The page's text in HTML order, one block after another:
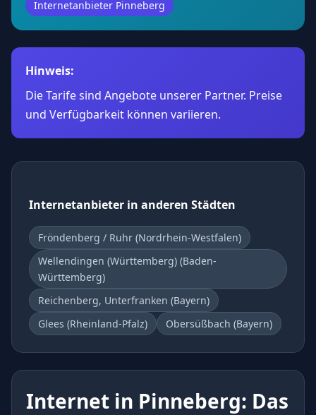
Internetanbieter Pinneberg
Hinweis:
Die Tarife sind Angebote unserer Partner. Preise
und Verfügbarkeit können variieren.
Internetanbieter in anderen Städten
Fröndenberg / Ruhr (Nordrhein-Westfalen)
Wellendingen (Württemberg) (Baden-
Württemberg)
Reichenberg, Unterfranken (Bayern)
Glees (Rheinland-Pfalz)
Obersüßbach (Bayern)
Internet in Pinneberg: Das